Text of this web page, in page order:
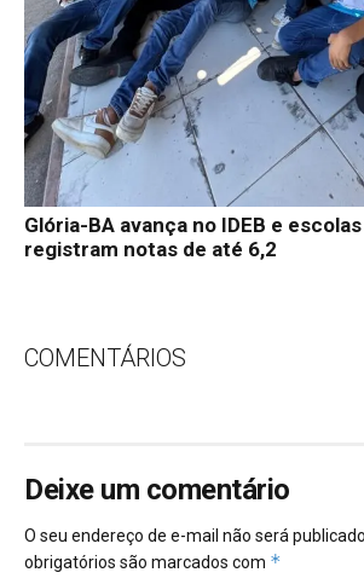
Glória-BA avança no IDEB e
registram notas de até 6,2
COMENTÁRIOS
Deixe um comentário
O seu endereço de e-mail não será
obrigatórios são marcados com *